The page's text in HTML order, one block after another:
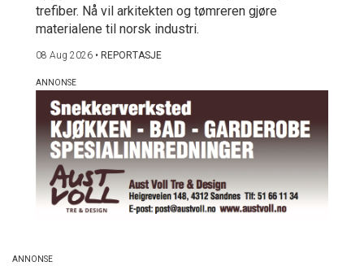
trefiber. Nå vil arkitekten og tømreren gjøre
materialene til norsk industri.
08 Aug 2026 • REPORTASJE